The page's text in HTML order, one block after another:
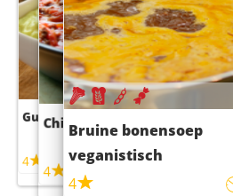
Guacamole
4
Chili con carne
4 45m
Bruine bonensoep
veganistisch
4
Sushi rijstsalade
maaltijdsalade
4